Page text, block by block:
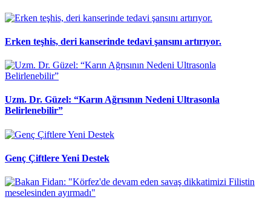
Erken teşhis, deri kanserinde tedavi şansını artırıyor.
Uzm. Dr. Güzel: “Karın Ağrısının Nedeni Ultrasonla
Belirlenebilir”
Genç Çiftlere Yeni Destek